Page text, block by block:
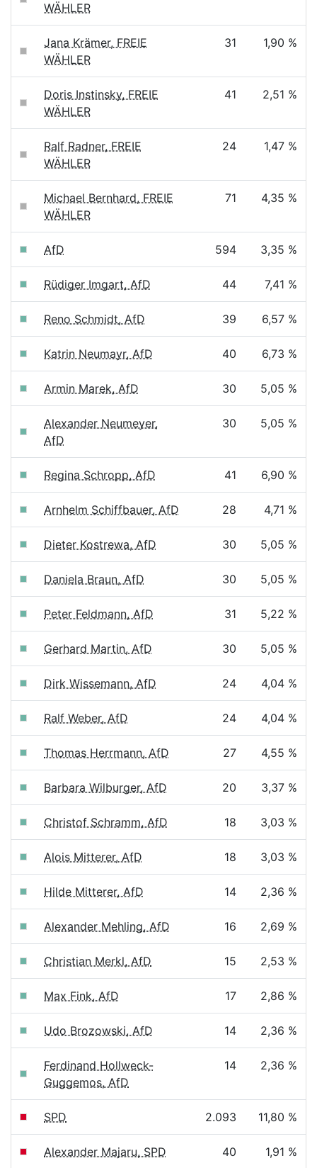
WÄHLER
Jana Krämer, FREIE
WÄHLER
31 1,90 %
Doris Instinsky, FREIE
WÄHLER
41 2,51 %
Ralf Radner, FREIE
WÄHLER
24 1,47 %
Michael Bernhard, FREIE
WÄHLER
71 4,35 %
AfD 594 3,35 %
Rüdiger Imgart, AfD 44 7,41 %
Reno Schmidt, AfD 39 6,57 %
Katrin Neumayr, AfD 40 6,73 %
Armin Marek, AfD 30 5,05 %
Alexander Neumeyer,
AfD
30 5,05 %
Regina Schropp, AfD 41 6,90 %
Arnhelm Schiffbauer, AfD 28 4,71 %
Dieter Kostrewa, AfD 30 5,05 %
Daniela Braun, AfD 30 5,05 %
Peter Feldmann, AfD 31 5,22 %
Gerhard Martin, AfD 30 5,05 %
Dirk Wissemann, AfD 24 4,04 %
Ralf Weber, AfD 24 4,04 %
Thomas Herrmann, AfD 27 4,55 %
Barbara Wilburger, AfD 20 3,37 %
Christof Schramm, AfD 18 3,03 %
Alois Mitterer, AfD 18 3,03 %
Hilde Mitterer, AfD 14 2,36 %
Alexander Mehling, AfD 16 2,69 %
Christian Merkl, AfD 15 2,53 %
Max Fink, AfD 17 2,86 %
Udo Brozowski, AfD 14 2,36 %
Ferdinand Hollweck-
Guggemos, AfD
14 2,36 %
SPD 2.093 11,80 %
Alexander Majaru, SPD 40 1,91 %